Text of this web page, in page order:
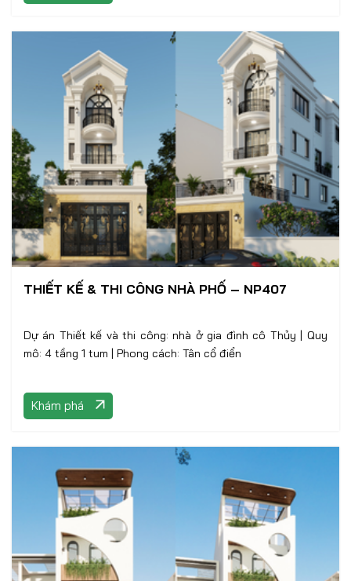
THIẾT KẾ & THI CÔNG NHÀ PHỐ – NP407
Dự án Thiết kế và thi công: nhà ở gia đình cô Thủy | Quy
mô: 4 tầng 1 tum | Phong cách: Tân cổ điển
Khám phá